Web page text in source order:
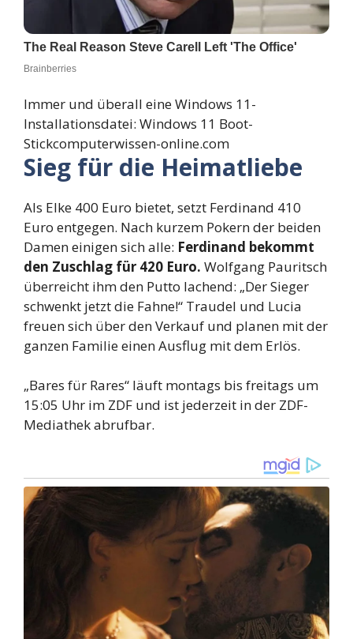
Immer und überall eine Windows 11-
Installationsdatei: Windows 11 Boot-
Stickcomputerwissen-online.com
Sieg für die Heimatliebe
Als Elke 400 Euro bietet, setzt Ferdinand 410
Euro entgegen. Nach kurzem Pokern der beiden
Damen einigen sich alle: Ferdinand bekommt
den Zuschlag für 420 Euro. Wolfgang Pauritsch
überreicht ihm den Putto lachend: „Der Sieger
schwenkt jetzt die Fahne!“ Traudel und Lucia
freuen sich über den Verkauf und planen mit der
ganzen Familie einen Ausflug mit dem Erlös.
„Bares für Rares“ läuft montags bis freitags um
15:05 Uhr im ZDF und ist jederzeit in der ZDF-
Mediathek abrufbar.